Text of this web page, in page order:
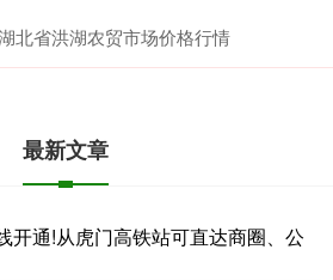
北省洪湖农贸市场价格行情
最新文章
开通!从虎门高铁站可直达商圈、公